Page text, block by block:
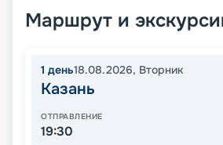
Маршрут и
1 день18.08.2026, Вторник
Казань
ОТПРАВЛЕНИЕ
19:30